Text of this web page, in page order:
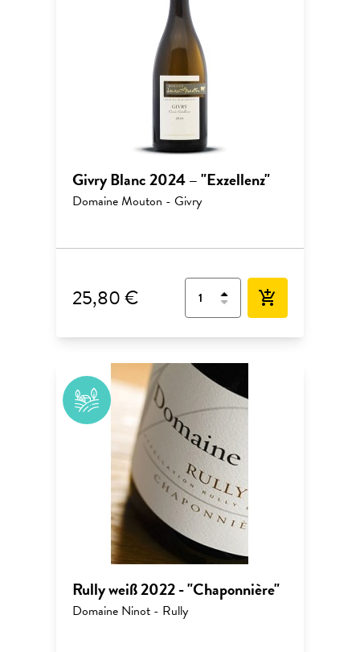
Givry Blanc 2024 – "Exzellenz"
Domaine Mouton - Givry
25,80 € add_shopping_cart
Rully weiß 2022 - "Chaponnière"
Domaine Ninot - Rully